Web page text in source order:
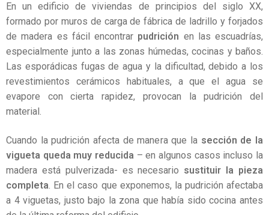
En un edificio de viviendas de principios del siglo XX,
formado por muros de carga de fábrica de ladrillo y forjados
de madera es fácil encontrar pudrición en las escuadrías,
especialmente junto a las zonas húmedas, cocinas y baños.
Las esporádicas fugas de agua y la dificultad, debido a los
revestimientos cerámicos habituales, a que el agua se
evapore con cierta rapidez, provocan la pudrición del
material.
Cuando la pudrición afecta de manera que la sección de la
vigueta queda muy reducida – en algunos casos incluso la
madera está pulverizada- es necesario sustituir la pieza
completa . En el caso que exponemos, la pudrición afectaba
a 4 viguetas, justo bajo la zona que había sido cocina antes